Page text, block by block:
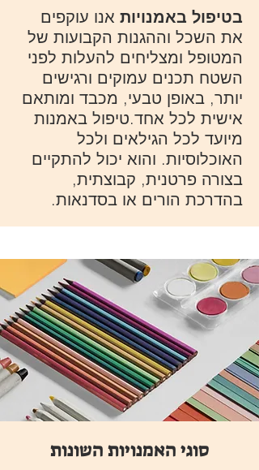
בטיפול באמנויות אנו עוקפים
את השכל וההגנות הקבועות של
המטופל ומצליחים להעלות לפני
השטח תכנים עמוקים ורגישים
יותר, באופן טבעי, מכבד ומותאם
אישית לכל אחד.טיפול באמנות
מיועד לכל הגילאים ולכל
האוכלוסיות. והוא יכול להתקיים
בצורה פרטנית, קבוצתית,
בהדרכת הורים או בסדנאות.​​​
סוגי האמנויות השונות